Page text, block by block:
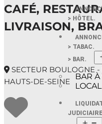
> HÔTEL.
> TABAC.
> BAR.
BAR
CAFÉ,
LIVRAISON,
SECTEUR BOULOGNE
HAUTS-DE-SEINE